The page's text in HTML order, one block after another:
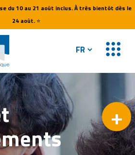
du 10 au 21 août inclus. À très bientôt dès le
24 août. ⭐
+